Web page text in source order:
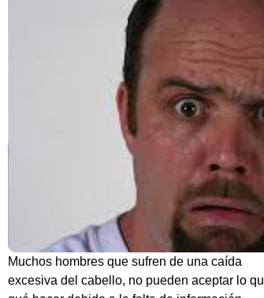
Muchos hombres que sufren de una caída
excesiva del cabello, no pueden aceptar lo